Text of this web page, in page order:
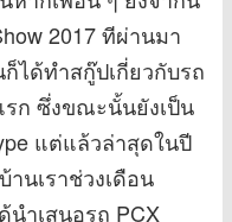
2017 ทีผ่านมา
ได้ทำสกู๊ปเกี่ยวกับรถ
รก ซึ่งขณะนั้นยังเป็น
แต่แล้วล่าสุดในปี
านเราช่วงเดือน
นำเสนอรถ PCX